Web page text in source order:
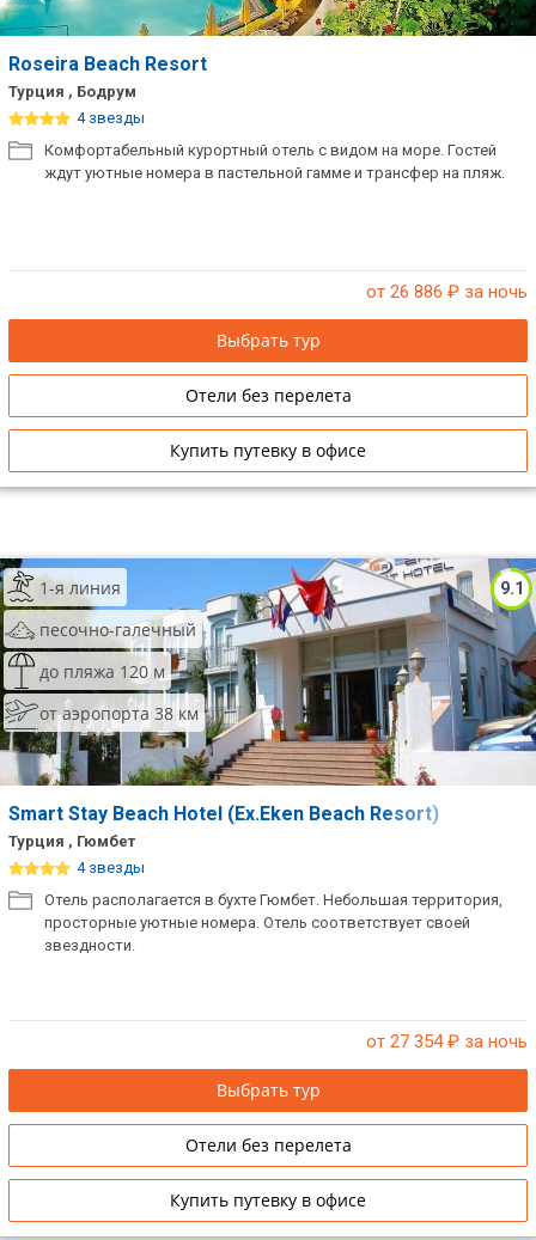
Roseira Beach Resort
Турция , Бодрум
4 звезды
Комфортабельный курортный отель с видом на море. Гостей
ждут уютные номера в пастельной гамме и трансфер на пляж.
от 26 886 ₽ за ночь
Выбрать тур
Отели без перелета
Купить путевку в офисе
9.1
1-я линия
песочно-галечный
до пляжа 120 м
от аэропорта 38 км
Smart Stay Beach Hotel (Ex.Eken Beach Resort)
Турция , Гюмбет
4 звезды
Отель располагается в бухте Гюмбет. Небольшая территория,
просторные уютные номера. Отель соответствует своей
звездности.
от 27 354₽ за ночь
Выбрать тур
Отели без перелета
Купить путевку в офисе